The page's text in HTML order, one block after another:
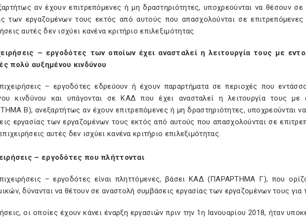
αν έχουν επιτρεπόμενες ή μη δραστηριότητες, υποχρεούνται να θέσουν σε
των εργαζομένων τους εκτός από αυτούς που απασχολούνται σε επιτρεπόμενες
αυτές δεν ισχύει κανένα κριτήριο επιλεξιμότητας.
– εργοδότες των οποίων έχει ανασταλεί η λειτουργία τους με
πολύ αυξημένου κινδύνου
– εργοδότες εδρεύουν ή έχουν παραρτήματα σε περιοχές που
κινδύνου και υπάγονται σε ΚΑΔ που έχει ανασταλεί η λειτουργία τους με
Β), ανεξαρτήτως αν έχουν επιτρεπόμενες ή μη δραστηριότητες, υποχρεούνται
εργασίας των εργαζομένων τους εκτός από αυτούς που απασχολούνται σε
αυτές δεν ισχύει κανένα κριτήριο επιλεξιμότητας.
– εργοδότες που πλήττονται
– εργοδότες είναι πληττόμενες, βάσει ΚΑΔ (ΠΑΡΑΡΤΗΜΑ Γ), που
δύνανται να θέτουν σε αναστολή συμβάσεις εργασίας των εργαζομένων τους για
οι οποίες έχουν κάνει έναρξη εργασιών πριν την 1η Ιανουαρίου 2018, ήταν